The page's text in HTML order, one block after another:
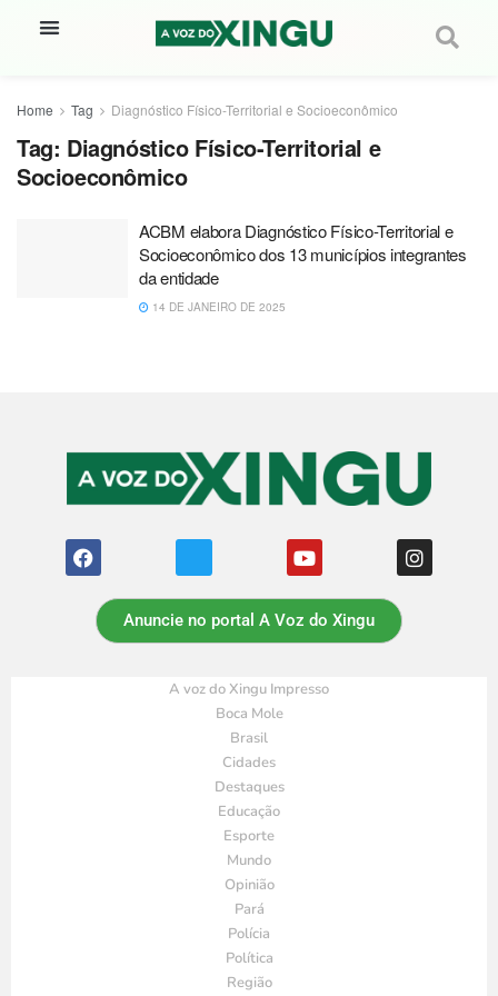
Home Tag Diagnóstico Físico-Territorial e Socioeconômico
Tag: Diagnóstico Físico-Territorial e
Socioeconômico
ACBM elabora Diagnóstico Físico-Territorial e
Socioeconômico dos 13 municípios integrantes
da entidade
14 DE JANEIRO DE 2025
Anuncie no portal A Voz do Xingu
A voz do Xingu Impresso
Boca Mole
Brasil
Cidades
Destaques
Educação
Esporte
Mundo
Opinião
Pará
Polícia
Política
Região